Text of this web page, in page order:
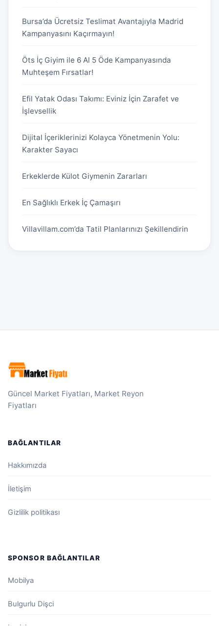
Bursa’da Ücretsiz Teslimat Avantajıyla Madrid
Kampanyasını Kaçırmayın!
Öts İç Giyim ile 6 Al 5 Öde Kampanyasında
Muhteşem Fırsatlar!
Efil Yatak Odası Takımı: Eviniz İçin Zarafet ve
İşlevsellik
Dijital İçeriklerinizi Kolayca Yönetmenin Yolu:
Karakter Sayacı
Erkeklerde Külot Giymenin Zararları
En Sağlıklı Erkek İç Çamaşırı
Villavillam.com’da Tatil Planlarınızı Şekillendirin
Güncel Market Fiyatları, Market Reyon
Fiyatları
BAĞLANTILAR
Hakkımızda
İletişim
Gizlilik politikası
SPONSOR BAĞLANTILAR
Mobilya
Bulgurlu Dişci